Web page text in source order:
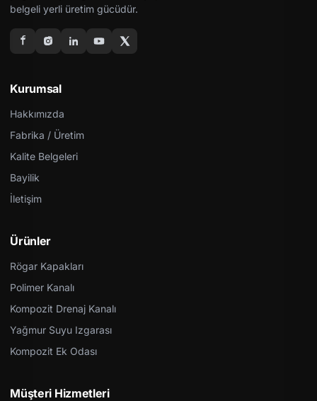
belgeli yerli üretim gücüdür.
Kurumsal
Hakkımızda
Fabrika / Üretim
Kalite Belgeleri
Bayilik
İletişim
Ürünler
Rögar Kapakları
Polimer Kanalı
Kompozit Drenaj Kanalı
Yağmur Suyu Izgarası
Kompozit Ek Odası
Müşteri Hizmetleri